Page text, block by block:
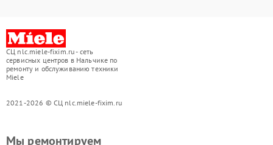
СЦ nlc.miele-fixim.ru - сеть
сервисных центров в Нальчике по
ремонту и обслуживанию техники
Miele
2021-2026 © СЦ nlc.miele-fixim.ru
Мы ремонтируем